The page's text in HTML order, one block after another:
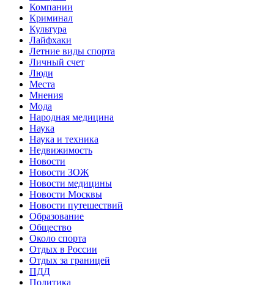
Компании
Криминал
Культура
Лайфхаки
Летние виды спорта
Личный счет
Люди
Места
Мнения
Мода
Народная медицина
Наука
Наука и техника
Недвижимость
Новости
Новости ЗОЖ
Новости медицины
Новости Москвы
Новости путешествий
Образование
Общество
Около спорта
Отдых в России
Отдых за границей
ПДД
Политика